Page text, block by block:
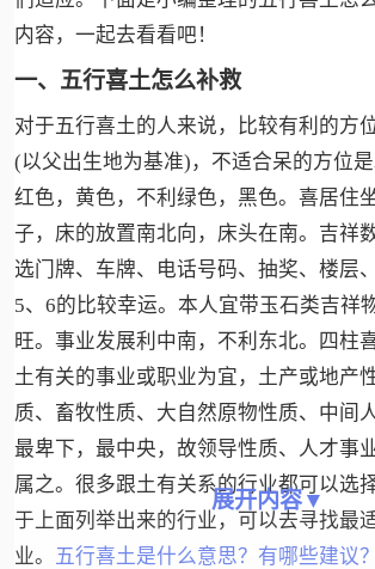
内容，一起去看看吧！
一、五行喜土怎么补救
对于五行喜土的人来说，比较有利的方
(以父出生地为基准)，不适合呆的方位
红色，黄色，不利绿色，黑色。喜居住
子，床的放置南北向，床头在南。吉祥
选门牌、车牌、电话号码、抽奖、楼层
5、6的比较幸运。本人宜带玉石类吉祥
旺。事业发展利中南，不利东北。四柱
土有关的事业或职业为宜，土产或地产
质、畜牧性质、大自然原物性质、中间
最卑下，最中央，故领导性质、人才事
属之。很多跟土有关系的行业都可以选
于上面列举出来的行业，可以去寻找最
业。
五行喜土是什么意思？有哪些建议？
展开内容▼